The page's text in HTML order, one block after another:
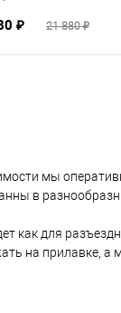
₽ 21 880 ₽
мы
в
для
на прилавке, а